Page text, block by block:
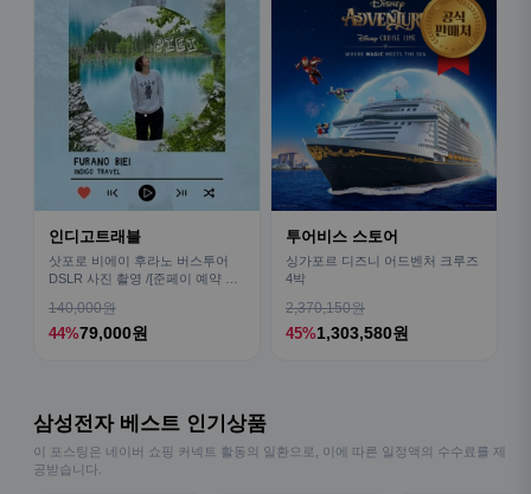
인디고트래블
삿포로 비에이 후라노 버스투어
DSLR 사진 촬영 /[준페이 예약 식
140,000원
44%79,000원
투어비스 스토어
싱가포르 디즈니 어드벤처 크루즈
4박
2,370,150원
45%1,303,580원
삼성전자 베스트 인기상품
이 포스팅은 네이버 쇼핑 커넥트 활동의 일환으로, 이에 따른 일정액의 수수료를 제
공받습니다.